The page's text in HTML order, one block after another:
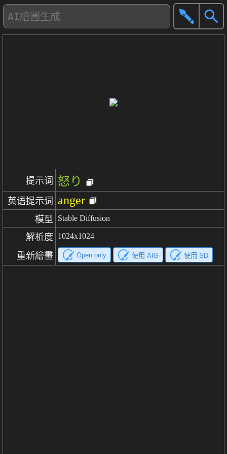
提示词 怒り
英语提示词 anger
模型 Stable Diffusion
解析度 1024x1024
重新繪畫 Open only 使用 AIG 使用 SD